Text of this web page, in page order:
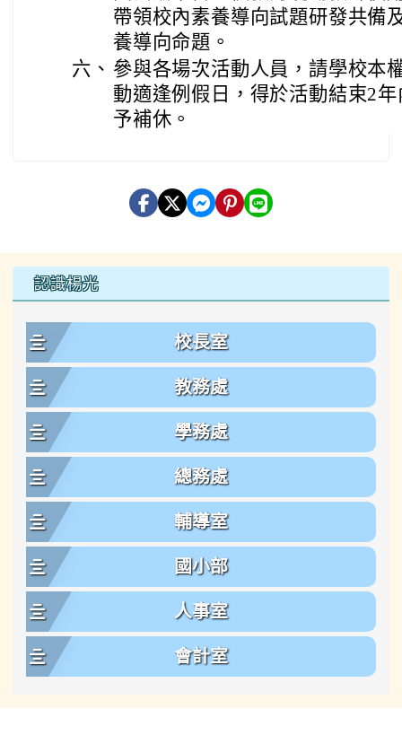
帶領校內素養導向試題研發共備
養導向命題。
六、 參與各場次活動人員，請學校本
動適逢例假日，得於活動結束2
予補休。
左邊區域內容
認識楊光
校長室
教務處
學務處
總務處
輔導室
國小部
人事室
會計室